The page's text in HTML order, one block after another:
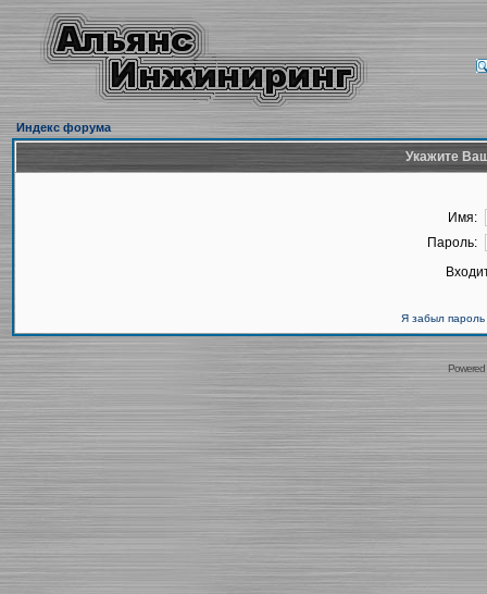
Индекс форума
Укажите
Имя:
Пароль:
Я забыл пароль